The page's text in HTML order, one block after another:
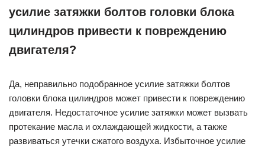
усилие затяжки болтов головки блока
цилиндров привести к повреждению
двигателя?
Да, неправильно подобранное усилие затяжки болтов
головки блока цилиндров может привести к повреждению
двигателя. Недостаточное усилие затяжки может вызвать
протекание масла и охлаждающей жидкости, а также
развиваться утечки сжатого воздуха. Избыточное усилие